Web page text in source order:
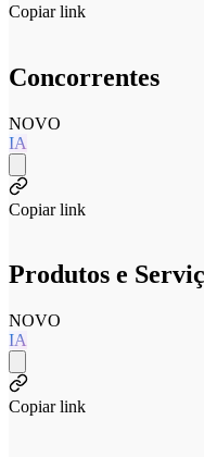
Copiar link
Concorrentes
NOVO
IA
Copiar link
Produtos e
NOVO
IA
Copiar link